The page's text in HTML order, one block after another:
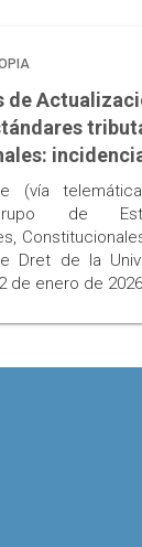
de
(vía
de
Dret de la
de enero de